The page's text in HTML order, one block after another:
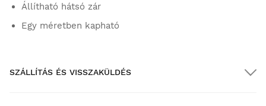
Állítható hátsó zár
Egy méretben kapható
SZÁLLÍTÁS ÉS VISSZAKÜLDÉS